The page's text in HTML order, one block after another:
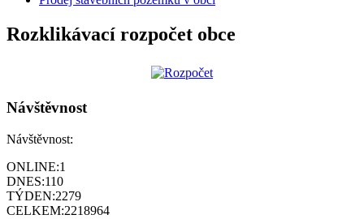
Rozklikávací rozpočet obce
Návštěvnost
Návštěvnost:
ONLINE:1
DNES:110
TÝDEN:2279
CELKEM:2218964